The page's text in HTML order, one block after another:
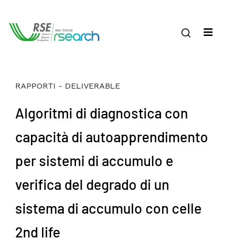
RAPPORTI - DELIVERABLE
Algoritmi di diagnostica con
capacità di autoapprendimento
per sistemi di accumulo e
verifica del degrado di un
sistema di accumulo con celle
2nd life